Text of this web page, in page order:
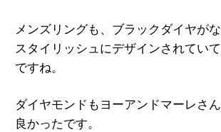
メンズリングも、ブラックダイヤが
スタイリッシュにデザインされてい
ダイヤモンドもヨーアンドマーレさ
良かったです。